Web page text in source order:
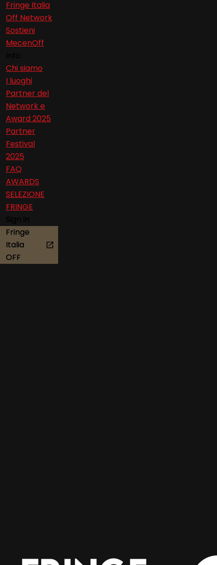
Fringe Italia
Off Network
Sostieni
MecenOff
Chi siamo
I luoghi
Partner del
Network e
Award 2025
Partner
Festival
2025
FAQ
AWARDS
SELEZIONE
FRINGE
Fringe
Italia
OFF
{{p.name}}